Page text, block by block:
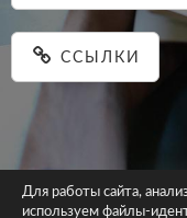
ССЫЛКИ
Для работы сайта,
используем файлы-